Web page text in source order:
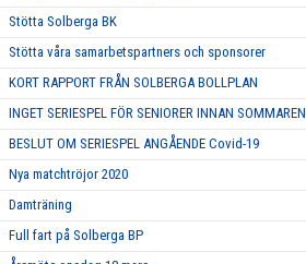
Stötta Solberga BK
Stötta våra samarbetspartners och sponsorer
KORT RAPPORT FRÅN SOLBERGA BOLLPLAN
INGET SERIESPEL FÖR SENIORER INNAN SOMMAREN
BESLUT OM SERIESPEL ANGÅENDE Covid-19
Nya matchtröjor 2020
Damträning
Full fart på Solberga BP